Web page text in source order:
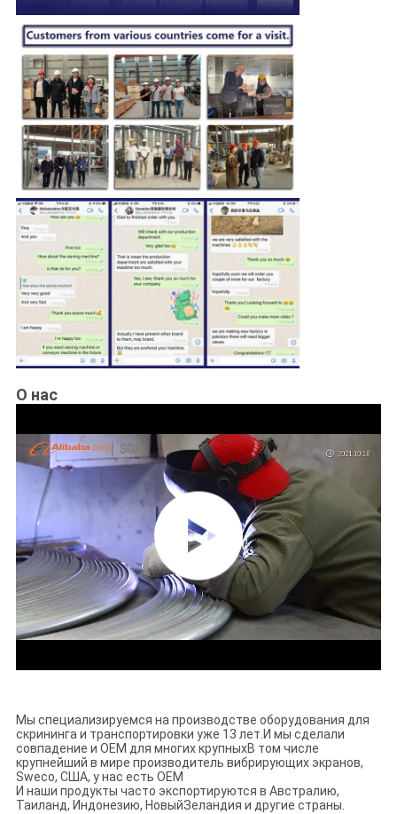
О нас
Мы специализируемся на производстве оборудования для
скрининга и транспортировки уже 13 лет.И мы сделали
совпадение и OEM для многих крупныхВ том числе
крупнейший в мире производитель вибрирующих экранов,
Sweco, США, у нас есть OEM
И наши продукты часто экспортируются в Австралию,
Таиланд, Индонезию, НовыйЗеландия и другие страны.